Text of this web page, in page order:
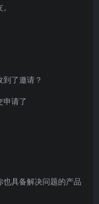
了邀请？
申请了
具备解决问题的产品